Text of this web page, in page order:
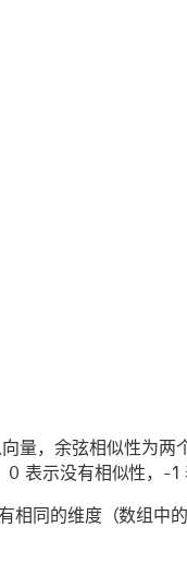
量，余弦相似性为两
表示没有相似性，-1
同的维度（数组中